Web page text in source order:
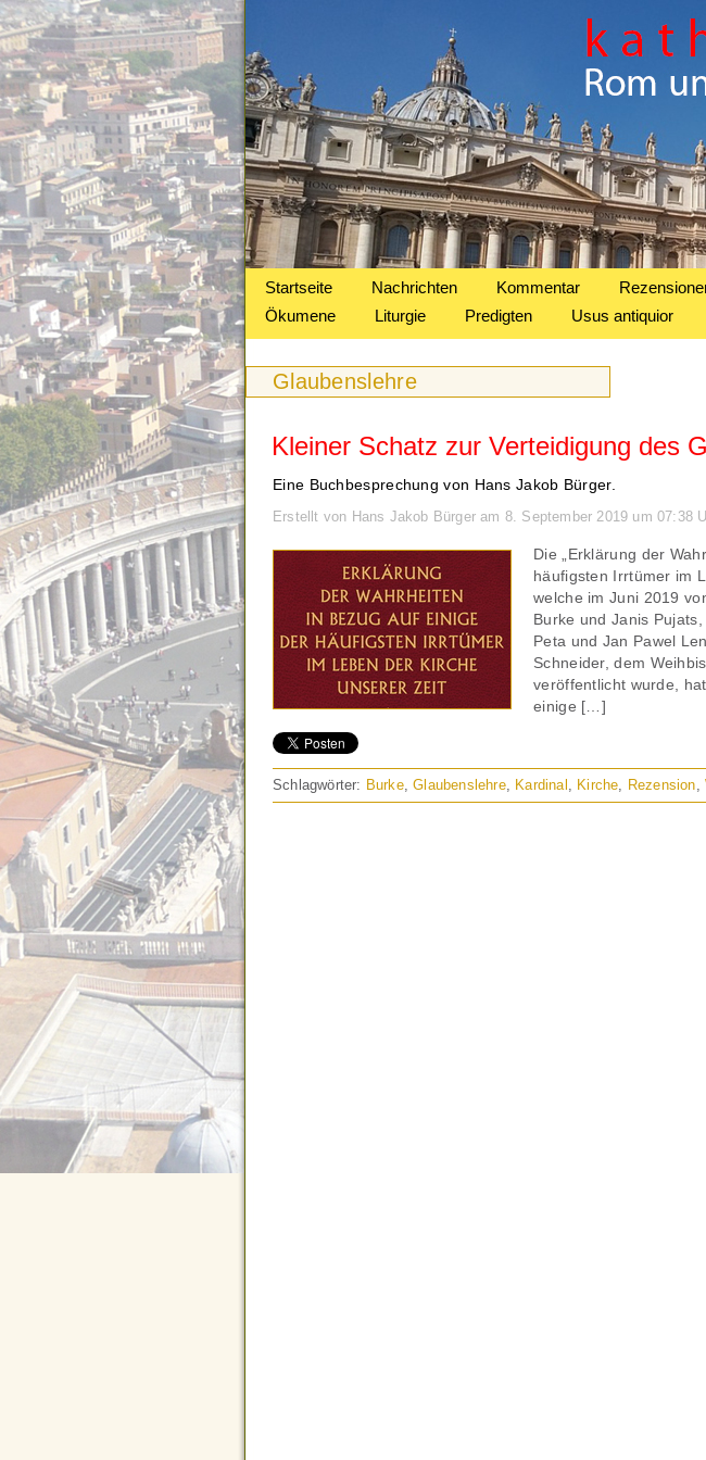
Startseite Nachrichten Kommentar
Ökumene
Liturgie Predigten Usus antiquior
Glaubenslehre
Kleiner Schatz zur Verteidigung des
Eine Buchbesprechung von Hans Jakob Bürger.
Erstellt von Hans Jakob Bürger am 8. September 2019 um 07:38
Die „Erklärung der
häufigsten Irrtümer im
welche im Juni 2019
Burke und Janis
Peta und Jan Pawel
Schneider, dem
veröffentlicht wurde,
einige […]
Schlagwörter: Burke,Glaubenslehre, Kardinal , Kirche, Rezension,